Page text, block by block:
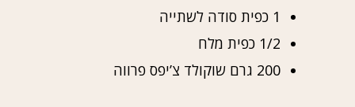
1 כפית סודה לשתייה
1/2 כפית מלח
200 גרם שוקולד צ’יפס פרווה